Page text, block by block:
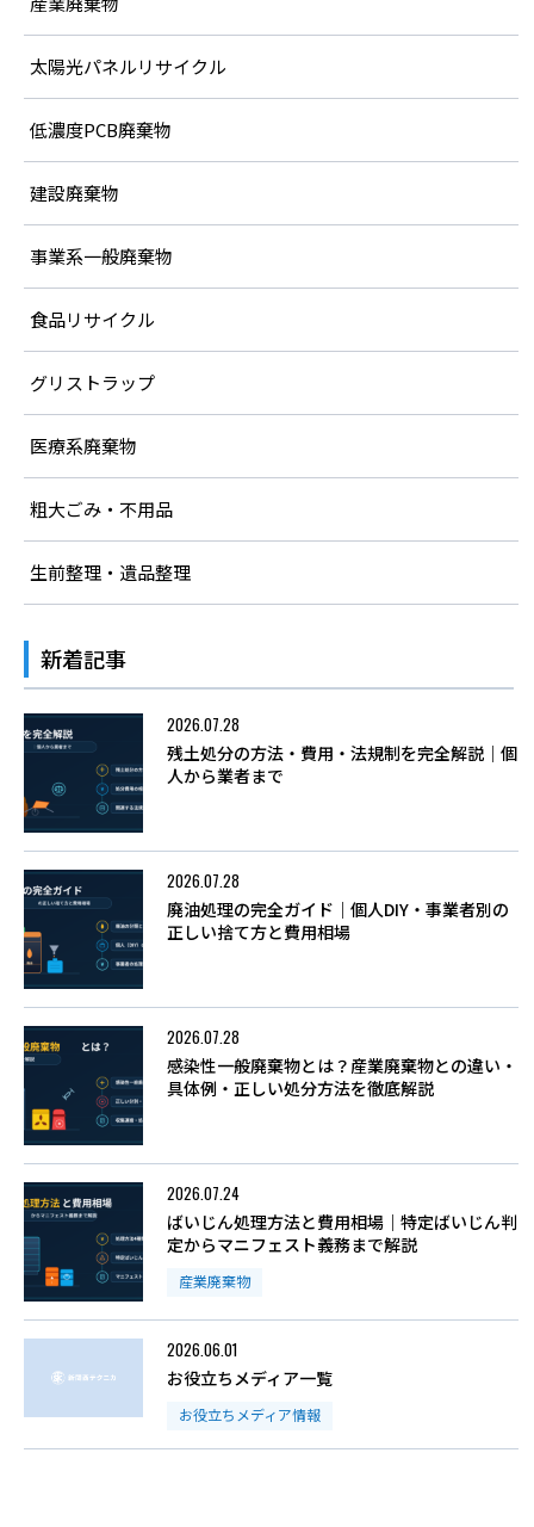
太陽光パネルリサイクル
低濃度PCB廃棄物
建設廃棄物
事業系一般廃棄物
食品リサイクル
グリストラップ
医療系廃棄物
粗大ごみ・不用品
生前整理・遺品整理
新着記事
2026.07.28
残土処分の方法・費用・法規制を完全解説｜個
人から業者まで
2026.07.28
廃油処理の完全ガイド｜個人DIY・事業者別の
正しい捨て方と費用相場
2026.07.28
感染性一般廃棄物とは？産業廃棄物との違い・
具体例・正しい処分方法を徹底解説
2026.07.24
ばいじん処理方法と費用相場｜特定ばいじん判
定からマニフェスト義務まで解説
産業廃棄物
2026.06.01
お役立ちメディア一覧
お役立ちメディア情報